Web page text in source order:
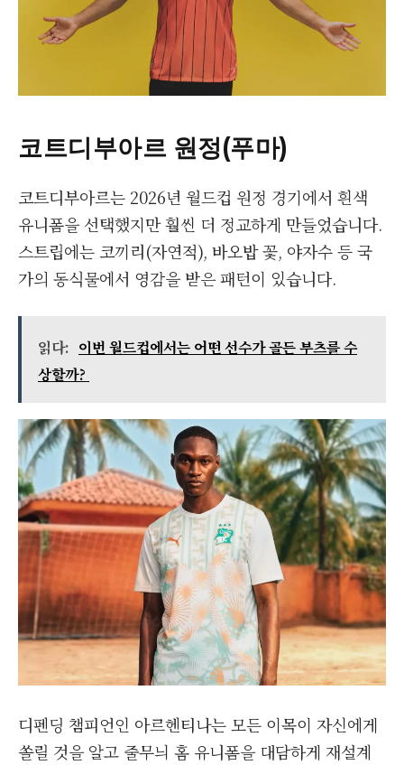
코트디부아르 원정(푸마)
코트디부아르는 2026년 월드컵 원정 경기에서 흰색
유니폼을 선택했지만 훨씬 더 정교하게 만들었습니다.
스트립에는 코끼리(자연적), 바오밥 꽃, 야자수 등 국
가의 동식물에서 영감을 받은 패턴이 있습니다.
읽다: 이번 월드컵에서는 어떤 선수가 골든 부츠를 수
상할까?
디펜딩 챔피언인 아르헨티나는 모든 이목이 자신에게
쏠릴 것을 알고 줄무늬 홈 유니폼을 대담하게 재설계